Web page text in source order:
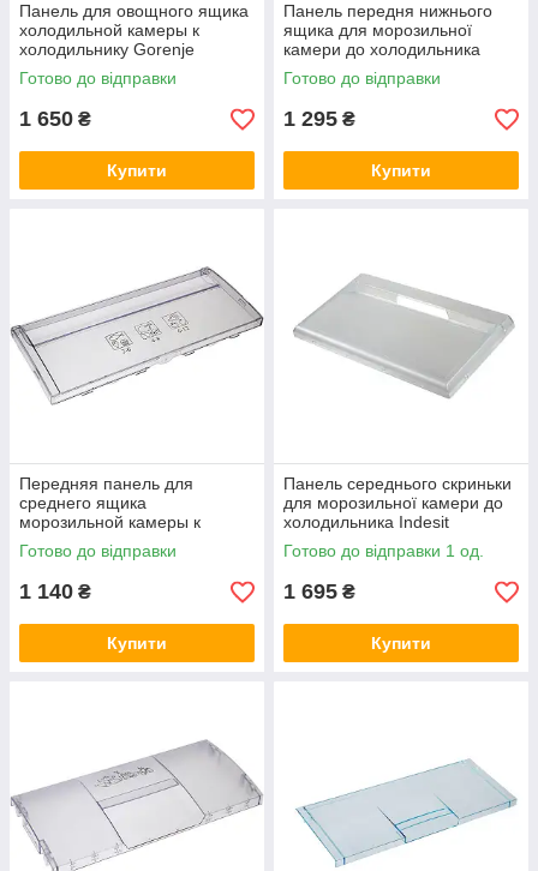
Панель для овощного ящика
холодильной камеры к
холодильнику Gorenje
407996
Готово до відправки
1 650 ₴
Купити
Панель передня нижнього
ящика для морозильної
камери до холодильника
Beko 4551633600
Готово до відправки
1 295 ₴
Купити
Передняя панель для
среднего ящика
морозильной камеры к
холодильнику Beko
4397311100
Готово до відправки
1 140 ₴
Купити
Панель середнього скриньки
для морозильної камери до
холодильника Indesit
C00272502
Готово до відправки 1 од.
1 695 ₴
Купити